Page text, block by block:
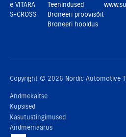
e VITARA
S-CROSS
Teenindused
Broneeri proovisõit
Broneeri hooldus
Copyright © 2026 Nordic Automotive
Andmekaitse
Küpsised
Kasutustingimused
Andmemäärus